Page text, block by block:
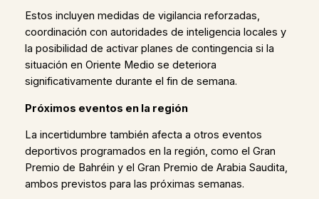
Estos incluyen medidas de vigilancia reforzadas,
coordinación con autoridades de inteligencia locales y
la posibilidad de activar planes de contingencia si la
situación en Oriente Medio se deteriora
significativamente durante el fin de semana.
Próximos eventos en la región
La incertidumbre también afecta a otros eventos
deportivos programados en la región, como el Gran
Premio de Bahréin y el Gran Premio de Arabia Saudita,
ambos previstos para las próximas semanas.